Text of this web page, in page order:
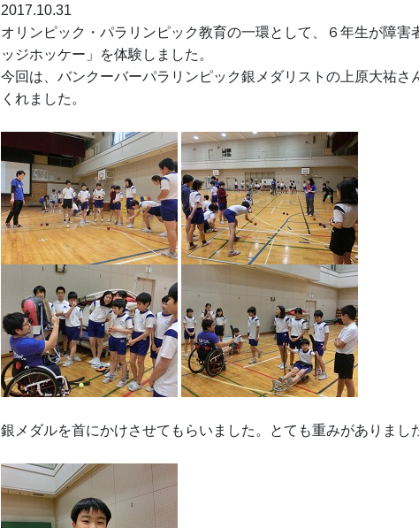
2017.10.31
オリンピック・パラリンピック教育の一環として、６年生が障
ッジホッケー」を体験しました。
今回は、バンクーバーパラリンピック銀メダリストの上原大祐
くれました。
銀メダルを首にかけさせてもらいました。とても重みがありまし